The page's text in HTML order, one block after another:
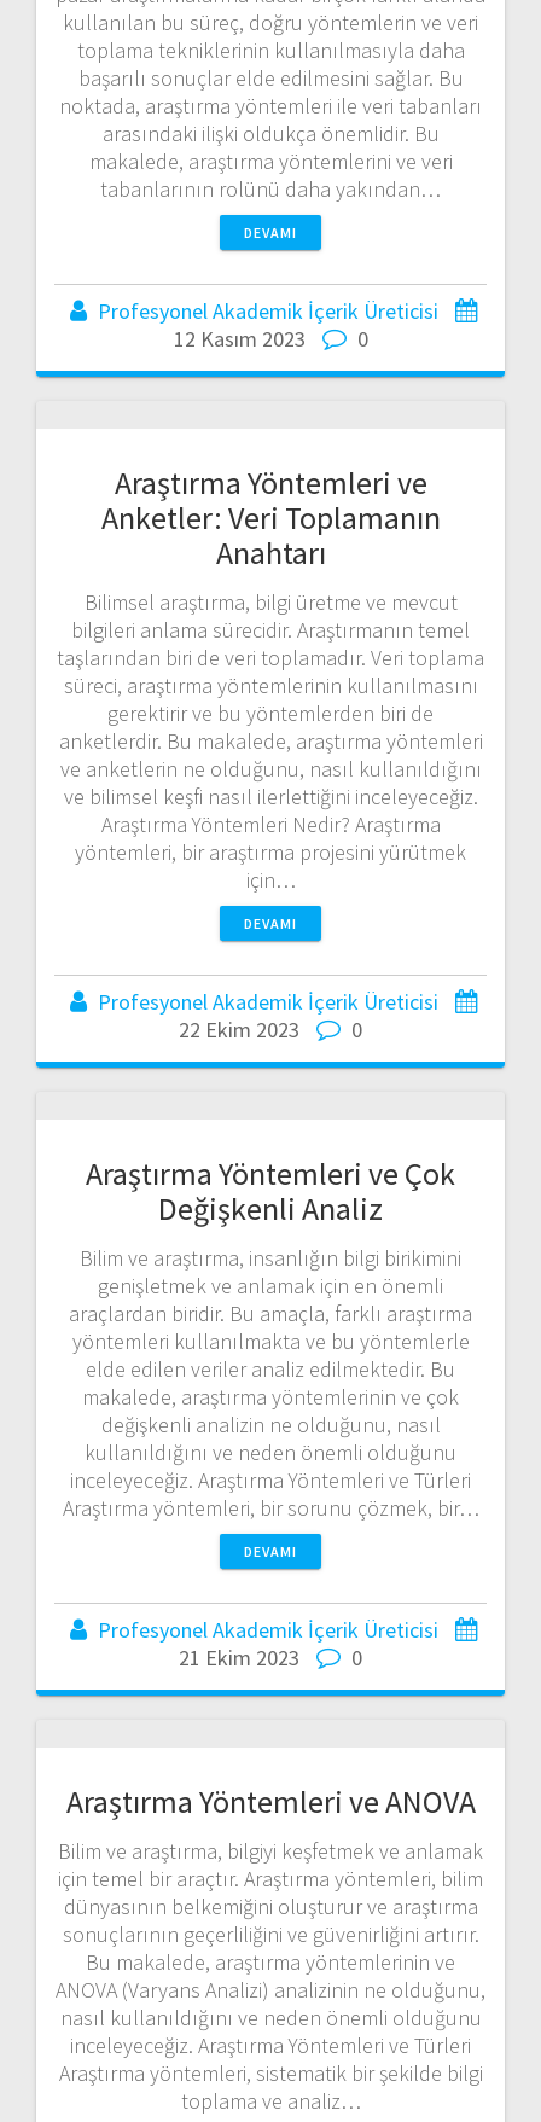
kullanılan bu süreç, doğru yöntemlerin ve veri
toplama tekniklerinin kullanılmasıyla daha
başarılı sonuçlar elde edilmesini sağlar. Bu
noktada, araştırma yöntemleri ile veri tabanları
arasındaki ilişki oldukça önemlidir. Bu
makalede, araştırma yöntemlerini ve veri
tabanlarının rolünü daha yakından…
DEVAMI
Profesyonel Akademik İçerik Üreticisi
12 Kasım 2023
0
Araştırma Yöntemleri ve
Anketler: Veri Toplamanın
Anahtarı
Bilimsel araştırma, bilgi üretme ve mevcut
bilgileri anlama sürecidir. Araştırmanın temel
taşlarından biri de veri toplamadır. Veri toplama
süreci, araştırma yöntemlerinin kullanılmasını
gerektirir ve bu yöntemlerden biri de
anketlerdir. Bu makalede, araştırma yöntemleri
ve anketlerin ne olduğunu, nasıl kullanıldığını
ve bilimsel keşfi nasıl ilerlettiğini inceleyeceğiz.
Araştırma Yöntemleri Nedir? Araştırma
yöntemleri, bir araştırma projesini yürütmek
için…
DEVAMI
Profesyonel Akademik İçerik Üreticisi
22 Ekim 2023
0
Araştırma Yöntemleri ve Çok
Değişkenli Analiz
Bilim ve araştırma, insanlığın bilgi birikimini
genişletmek ve anlamak için en önemli
araçlardan biridir. Bu amaçla, farklı araştırma
yöntemleri kullanılmakta ve bu yöntemlerle
elde edilen veriler analiz edilmektedir. Bu
makalede, araştırma yöntemlerinin ve çok
değişkenli analizin ne olduğunu, nasıl
kullanıldığını ve neden önemli olduğunu
inceleyeceğiz. Araştırma Yöntemleri ve Türleri
Araştırma yöntemleri, bir sorunu çözmek, bir…
DEVAMI
Profesyonel Akademik İçerik Üreticisi
21 Ekim 2023
0
Araştırma Yöntemleri ve ANOVA
Bilim ve araştırma, bilgiyi keşfetmek ve anlamak
için temel bir araçtır. Araştırma yöntemleri, bilim
dünyasının belkemiğini oluşturur ve araştırma
sonuçlarının geçerliliğini ve güvenirliğini artırır.
Bu makalede, araştırma yöntemlerinin ve
ANOVA (Varyans Analizi) analizinin ne olduğunu,
nasıl kullanıldığını ve neden önemli olduğunu
inceleyeceğiz. Araştırma Yöntemleri ve Türleri
Araştırma yöntemleri, sistematik bir şekilde bilgi
toplama ve analiz…